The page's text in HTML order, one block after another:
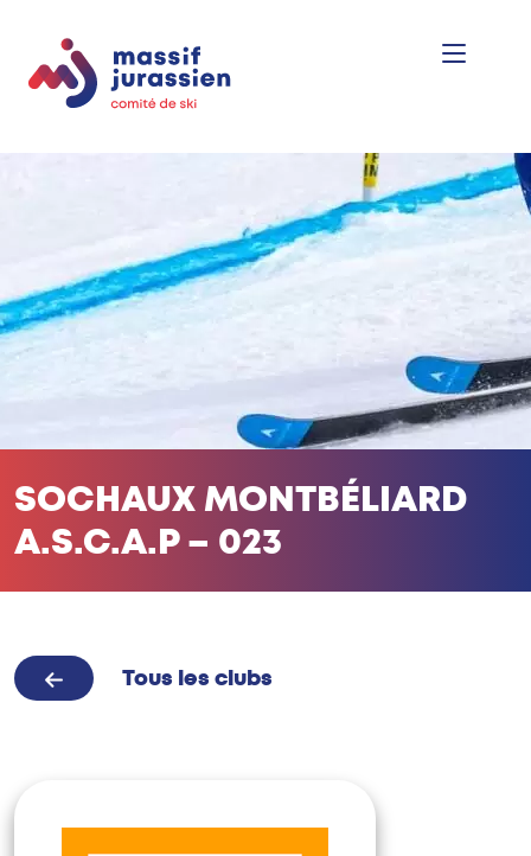
SOCHAUX MONTBÉLIARD
A.S.C.A.P – 023
Tous les clubs